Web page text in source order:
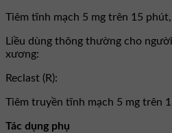
Tiêm tĩnh mạch 5 mg trên 15
Liều dùng thông thường cho
xương:
Reclast (R):
Tiêm truyền tĩnh mạch 5 mg trên
Tác dụng phụ